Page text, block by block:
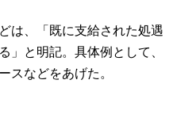
は、「既に支給された処遇
」と明記。具体例として、
スなどをあげた。